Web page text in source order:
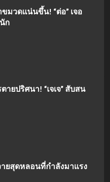
มวดแน่นขึ้น! “ต่อ” เจอ
ก
ยปริศนา! “เจเจ” สับสน
ยสุดหลอนที่กำลังมาแรง